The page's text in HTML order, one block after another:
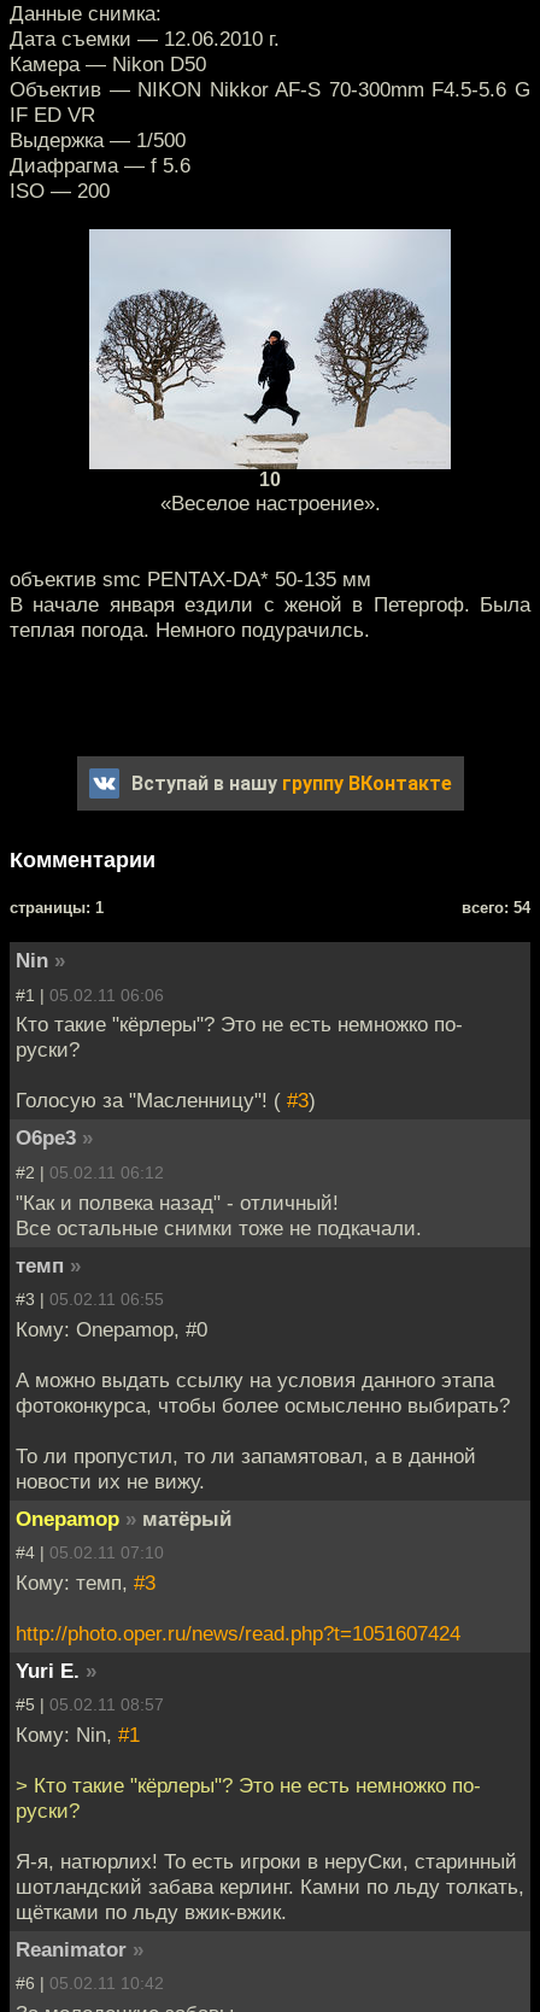
Данные снимка:
Дата съемки — 12.06.2010 г.
Камера — Nikon D50
Объектив — NIKON Nikkor AF-S 70-300mm F4.5-5.6 G
IF ED VR
Выдержка — 1/500
Диафрагма — f 5.6
ISO — 200
10
«Веселое настроение».
объектив smc PENTAX-DA* 50-135 мм
В начале января ездили с женой в Петергоф. Была
теплая погода. Немного подурачилсь.
Вступай в нашу группу ВКонтакте
Комментарии
cтраницы: 1 всего: 54
Nin »
#1 | 05.02.11 06:06
Кто такие "кёрлеры"? Это не есть немножко по-
руски?
Голосую за "Масленницу"! ( #3)
O6pe3 »
#2 | 05.02.11 06:12
"Как и полвека назад" - отличный!
Все остальные снимки тоже не подкачали.
темп »
#3 | 05.02.11 06:55
Кому: Onepamop, #0
А можно выдать ссылку на условия данного этапа
фотоконкурса, чтобы более осмысленно выбирать?
То ли пропустил, то ли запамятовал, а в данной
новости их не вижу.
Onepamop » матёрый
#4 | 05.02.11 07:10
Кому: темп, #3
http://photo.oper.ru/news/read.php?t=1051607424
Yuri E. »
#5 | 05.02.11 08:57
Кому: Nin, #1
> Кто такие "кёрлеры"? Это не есть немножко по-
руски?
Я-я, натюрлих! То есть игроки в неруСки, старинный
шотландский забава керлинг. Камни по льду толкать,
щётками по льду вжик-вжик.
Reanimator »
#6 | 05.02.11 10:42